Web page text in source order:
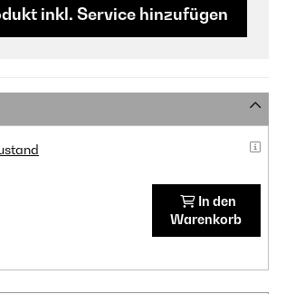
inkl. Service hinzufügen
In den
Warenkorb